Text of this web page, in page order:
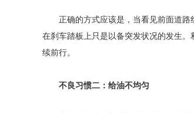
正确的方式应该是，当看见前面道路
在刹车踏板上只是以备突发状况的发生
续前行。
不良习惯二：给油不均匀